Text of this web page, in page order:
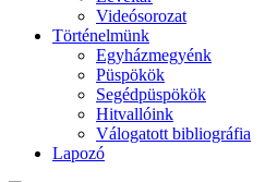
Videósorozat
Történelmünk
Egyházmegyénk
Püspökök
Segédpüspökök
Hitvallóink
Válogatott bibliográfia
Lapozó